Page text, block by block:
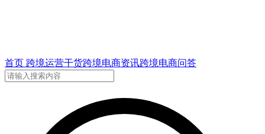
首页 跨境运营干货跨境电商资讯跨境电商问答